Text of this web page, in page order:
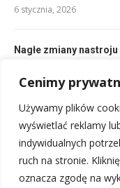
Cenimy
Używamy plików
wyświetlać reklamy
indywidualnych
ruch na stronie.
oznacza zgodę na
6 stycznia, 2026
Nagłe zmiany
Jak uratować
ratować?
4 stycznia, 2026